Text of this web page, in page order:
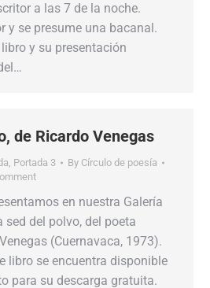
a las 7 de la noche.
y se presume una bacanal.
y su presentación
de Ricardo Venegas
, Portada 3 By Círculo de poesía
en nuestra Galería
sed del polvo, del poeta
(Cuernavaca, 1973).
libro se encuentra disponible
para su descarga gratuita.